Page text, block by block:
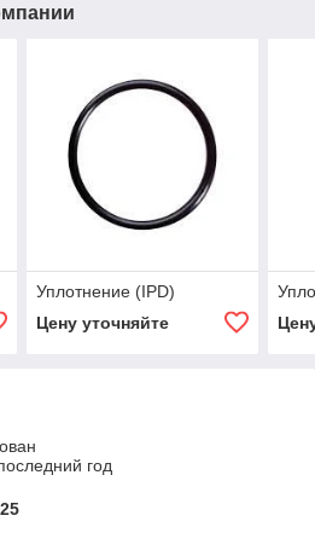
Уплотнение (IPD)
Цену уточняйте
год